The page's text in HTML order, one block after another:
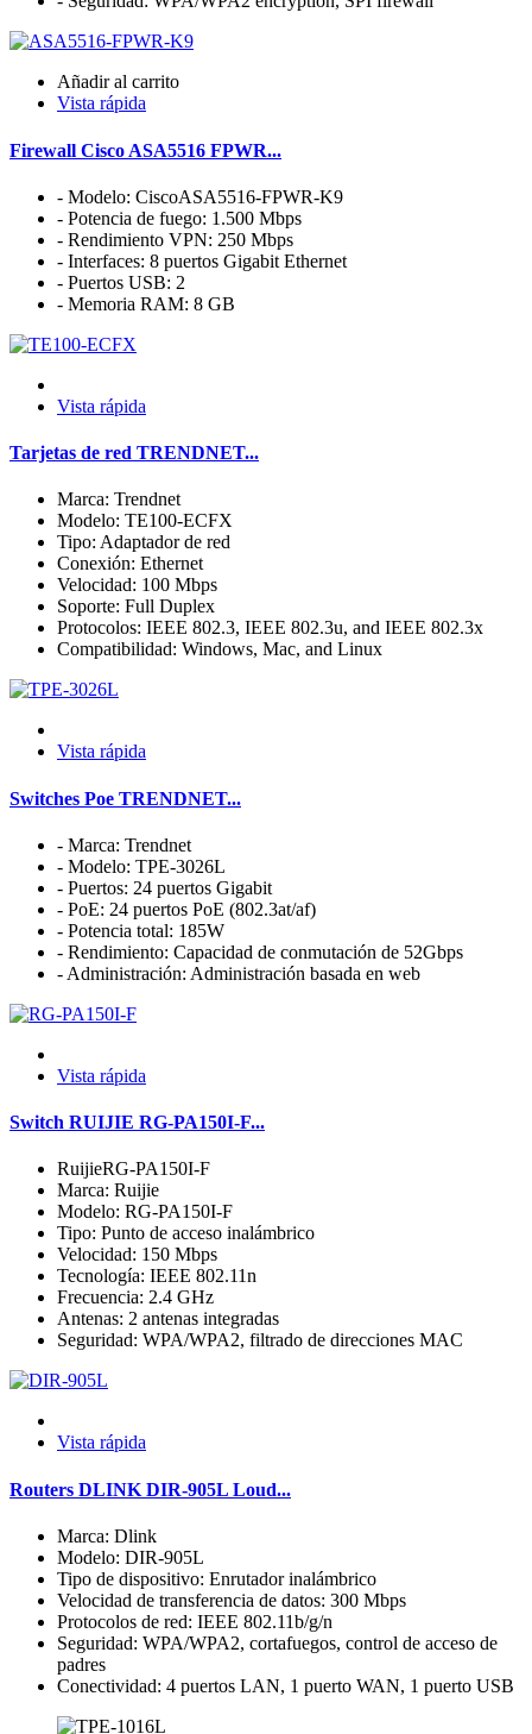
Añadir al carrito
Vista rápida
Firewall Cisco ASA5516 FPWR...
- Modelo: CiscoASA5516-FPWR-K9
- Potencia de fuego: 1.500 Mbps
- Rendimiento VPN: 250 Mbps
- Interfaces: 8 puertos Gigabit Ethernet
- Puertos USB: 2
- Memoria RAM: 8 GB
Vista rápida
Tarjetas de red TRENDNET...
Marca: Trendnet
Modelo: TE100-ECFX
Tipo: Adaptador de red
Conexión: Ethernet
Velocidad: 100 Mbps
Soporte: Full Duplex
Protocolos: IEEE 802.3, IEEE 802.3u, and IEEE 802.3x
Compatibilidad: Windows, Mac, and Linux
Vista rápida
Switches Poe TRENDNET...
- Marca: Trendnet
- Modelo: TPE-3026L
- Puertos: 24 puertos Gigabit
- PoE: 24 puertos PoE (802.3at/af)
- Potencia total: 185W
- Rendimiento: Capacidad de conmutación de 52Gbps
- Administración: Administración basada en web
Vista rápida
Switch RUIJIE RG-PA150I-F...
RuijieRG-PA150I-F
Marca: Ruijie
Modelo: RG-PA150I-F
Tipo: Punto de acceso inalámbrico
Velocidad: 150 Mbps
Tecnología: IEEE 802.11n
Frecuencia: 2.4 GHz
Antenas: 2 antenas integradas
Seguridad: WPA/WPA2, filtrado de direcciones MAC
Vista rápida
Routers DLINK DIR-905L Loud...
Marca: Dlink
Modelo: DIR-905L
Tipo de dispositivo: Enrutador inalámbrico
Velocidad de transferencia de datos: 300 Mbps
Protocolos de red: IEEE 802.11b/g/n
Seguridad: WPA/WPA2, cortafuegos, control de acceso de
padres
Conectividad: 4 puertos LAN, 1 puerto WAN, 1 puerto USB